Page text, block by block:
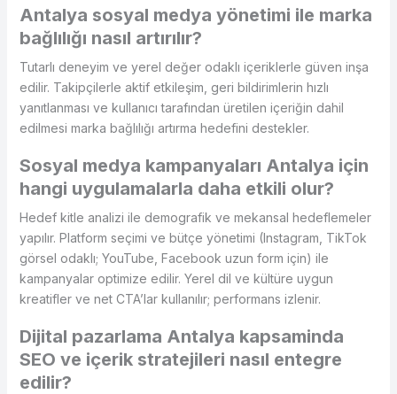
Antalya sosyal medya yönetimi ile marka
bağlılığı nasıl artırılır?
Tutarlı deneyim ve yerel değer odaklı içeriklerle güven inşa
edilir. Takipçilerle aktif etkileşim, geri bildirimlerin hızlı
yanıtlanması ve kullanıcı tarafından üretilen içeriğin dahil
edilmesi marka bağlılığı artırma hedefini destekler.
Sosyal medya kampanyaları Antalya için
hangi uygulamalarla daha etkili olur?
Hedef kitle analizi ile demografik ve mekansal hedeflemeler
yapılır. Platform seçimi ve bütçe yönetimi (Instagram, TikTok
görsel odaklı; YouTube, Facebook uzun form için) ile
kampanyalar optimize edilir. Yerel dil ve kültüre uygun
kreatifler ve net CTA’lar kullanılır; performans izlenir.
Dijital pazarlama Antalya kapsaminda
SEO ve içerik stratejileri nasıl entegre
edilir?